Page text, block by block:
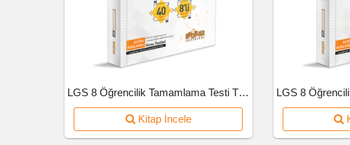
LGS 8 Öğrencilik Tamamlama Testi Türkçe
Kitap İncele